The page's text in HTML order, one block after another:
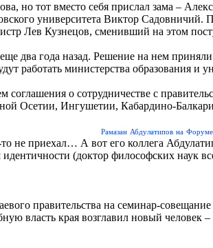
но тот вместо себя прислал зама –
университета Виктор
Лев Кузнецов, сменивший на этом
еще два года назад. Решение на нем
работать министерства образования
о сотрудничестве с
Осетии, Ингушетии, Кабардино-
Рамазан Абдулатипов на
не приехал… А вот его коллега
(доктор философских наук
правительства на семинар-
власть края возглавил новый